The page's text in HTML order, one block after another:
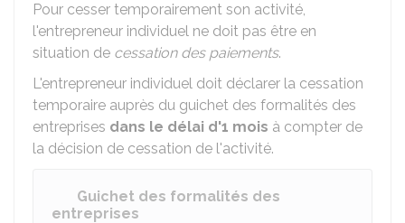
Pour cesser temporairement son activité,
l'entrepreneur individuel ne doit pas être en
situation de cessation des paiements.
L'entrepreneur individuel doit déclarer la cessation
temporaire auprès du guichet des formalités des
entreprises dans le délai d'1 mois à compter de
la décision de cessation de l'activité.
Guichet des formalités des
entreprises